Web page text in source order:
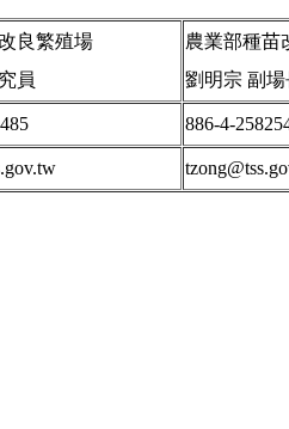
良繁殖場
員
農業部種苗
劉明宗 副場
886-4-